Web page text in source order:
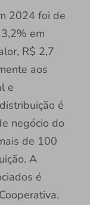
2024 foi de
em
R$ 2,7
aos
e
é
negócio do
de 100
A
é